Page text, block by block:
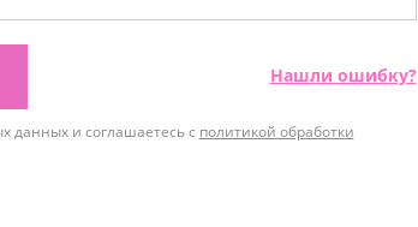
Нашли ошибку?
данных и соглашаетесь с политикой обработки